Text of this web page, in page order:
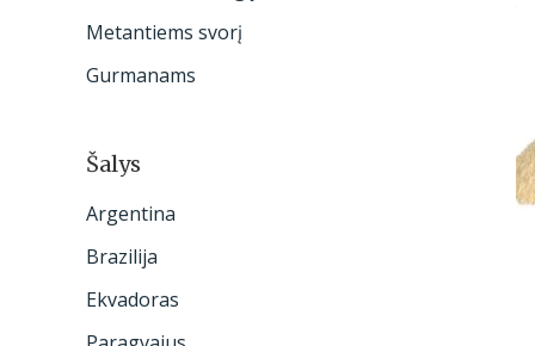
Metantiems svorį
Gurmanams
Šalys
Argentina
Brazilija
Ekvadoras